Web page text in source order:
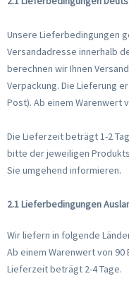
Unsere Lieferbedingungen
Versandadresse innerhalb
berechnen wir Ihnen
Verpackung. Die Lieferung
Post). Ab einem Warenwert
Die Lieferzeit beträgt 1-2
bitte der jeweiligen
Sie umgehend informieren.
2.1 Lieferbedingungen
Wir liefern in folgende
Ab einem Warenwert von
Lieferzeit beträgt 2-4 Tage.